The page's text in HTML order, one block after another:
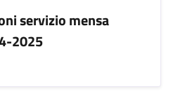
servizio mensa
2025